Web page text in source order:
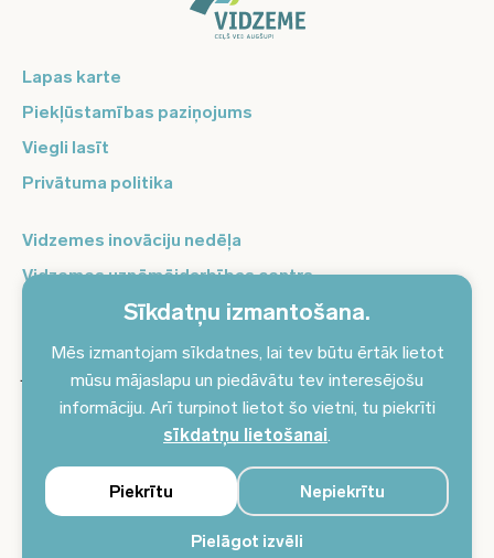
Sīkdatņu izmantošana.
Mēs izmantojam sīkdatnes, lai tev būtu ērtāk lietot
mūsu mājaslapu un piedāvātu tev interesējošu
informāciju. Arī turpinot lietot šo vietni, tu piekrīti
sīkdatņu lietošanai.
Pielāgot izvēli
Nepiekrītu
Piekrītu
Lapas karte
Piekļūstamības paziņojums
Viegli lasīt
Privātuma politika
Vidzemes inovāciju nedēļa
Vidzemes uzņēmējdarbības centrs
Balso Vidzeme
Pierakstieties jaunumiem un saņemiet aktuālākos
jaunumus savā e-pastā!
Pieteikties jaunumiem